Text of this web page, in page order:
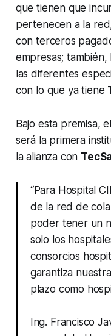
que tienen que
pertenecen a la
con terceros
empresas;
las diferentes
con lo que ya tiene
Bajo esta premisa, el
será la primera
la alianza con
“Para Hospital
de la red de
poder tener un
solo los
consorcios
garantiza
plazo como
Ing. Francisco